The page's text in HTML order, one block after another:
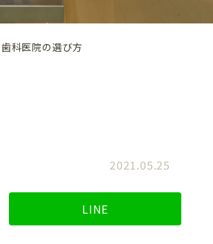
歯科医院の選び方
2021.05.25
LINE